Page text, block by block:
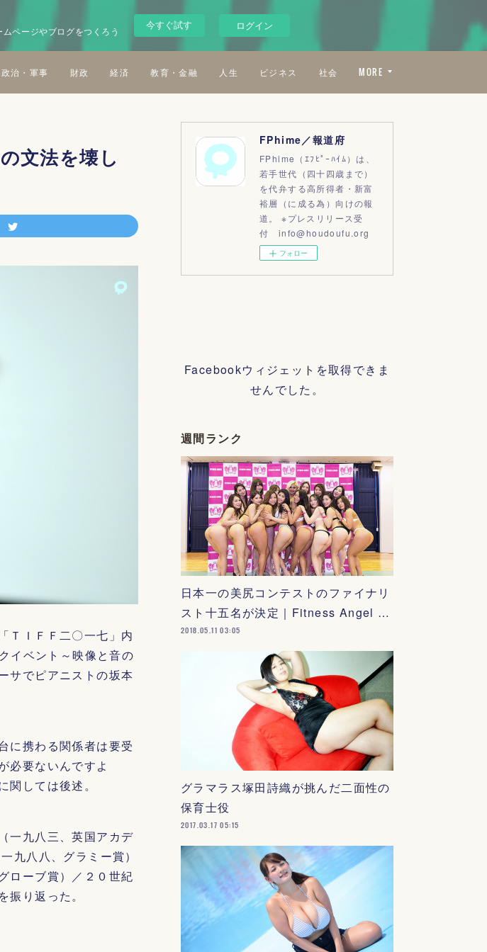
ページやブログをつくろう
今すぐ試す ログイン
政治・軍事 財政 経済 教育・金融 人生 ビジネス 社会 MORE
文法を壊し
ＴＩＦＦ二〇一七」内
イベント～映像と音の
サでピアニストの坂本
に携わる関係者は要受
必要ないんですよ
しては後述。
一九八三、英国アカデ
九八八、グラミー賞）
ローブ賞）／２０世紀
り返った。
FPhime／報道府
FPhime（ｴﾌﾋﾟｰﾊｲﾑ）は、
若手世代（四十四歳まで）
を代弁する高所得者・新富
裕層（に成る為）向けの報
道。 ※プレスリリース受
付 info@houdoufu.org
フォロー
Facebookウィジェットを取得できま
せんでした。
週間ランク
日本一の美尻コンテストのファイナリ
スト十五名が決定｜Fitness Angel …
2018.05.11 03:05
グラマラス塚田詩織が挑んだ二面性の
保育士役
2017.03.17 05:15